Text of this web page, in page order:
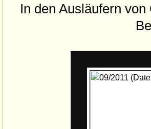
In den Ausläufern